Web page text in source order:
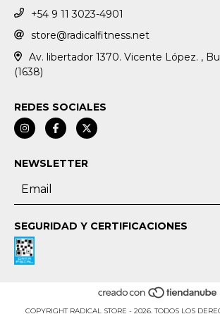
+54 9 11 3023-4901
store@radicalfitness.net
Av. libertador 1370. Vicente López. ,
(1638)
REDES SOCIALES
NEWSLETTER
SEGURIDAD Y CERTIFICACIONES
COPYRIGHT RADICAL STORE - 2026. TODOS LOS